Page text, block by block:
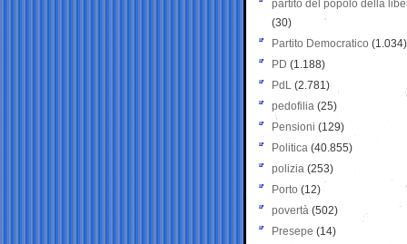
partito del popolo della
(30)
Partito Democratico (1.034)
PD (1.188)
PdL (2.781)
pedofilia (25)
Pensioni (129)
Politica (40.855)
polizia (253)
Porto (12)
povertà (502)
Presepe (14)